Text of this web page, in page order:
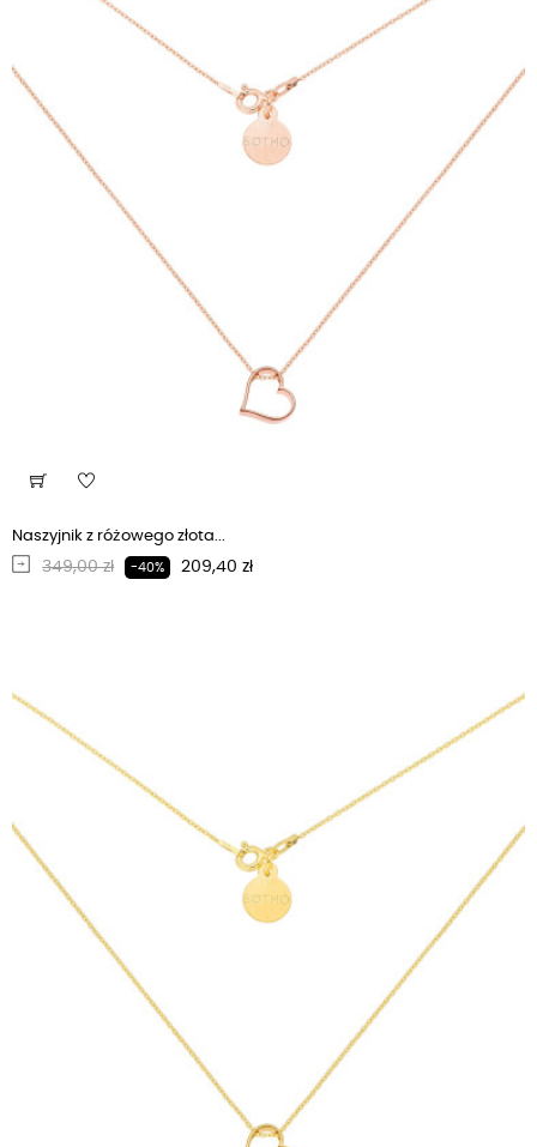
Naszyjnik z różowego złota...
Regularna cena
349,00 zł -40% Cena
209,40 zł